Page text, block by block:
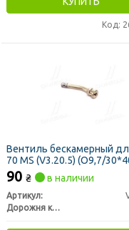
Код:
Вентиль бескамерный
70 MS (V3.20.5) (O9,7/
27°/1 изгиб) <ДК>
90 ₴ в наличии
Артикул:
Дорожня карта